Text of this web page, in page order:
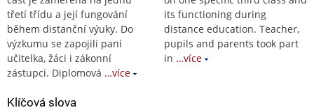
třetí třídu a její fungování
během distanční výuky. Do
výzkumu se zapojili paní
učitelka, žáci i zákonní
zástupci. Diplomová …více
its functioning during
distance education. Teacher,
pupils and parents took part
in …více
Klíčová slova